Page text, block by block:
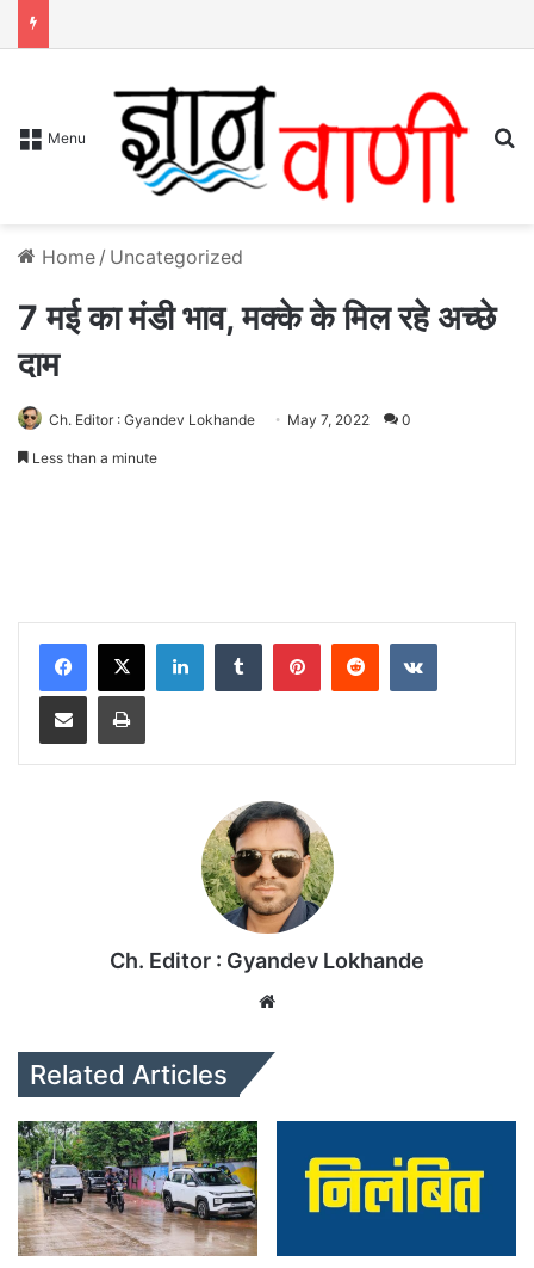
Menu
Home / Uncategorized
7 मई का मंडी भाव, मक्के के मिल रहे अच्छे
दाम
Ch. Editor : Gyandev Lokhande May 7, 2022 0
Less than a minute
Ch. Editor : Gyandev Lokhande
Related Articles